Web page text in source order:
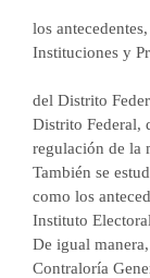
los
Instituciones y
del Distrito
Distrito Federal,
regulación de la
También se
como los
Instituto
De igual
Contraloría